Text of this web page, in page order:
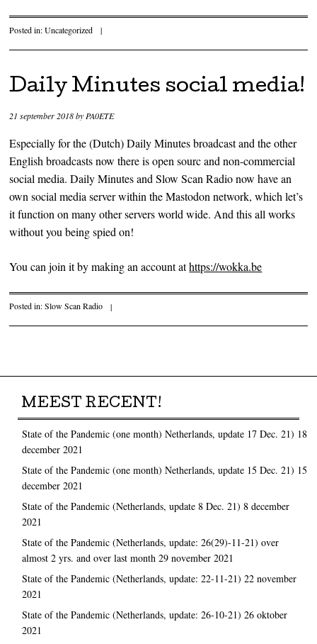
Posted in:Uncategorized |
Daily Minutes social media!
21 september 2018by PA0ETE
Especially for the (Dutch) Daily Minutes broadcast and the other
English broadcasts now there is open sourc and non-commercial
social media. Daily Minutes and Slow Scan Radio now have an
own social media server within the Mastodon network, which let’s
it function on many other servers world wide. And this all works
without you being spied on!
You can join it by making an account athttps://wokka.be
Posted in:Slow Scan Radio |
MEEST RECENT!
State of the Pandemic (one month) Netherlands, update 17 Dec. 21) 18
december 2021
State of the Pandemic (one month) Netherlands, update 15 Dec. 21) 15
december 2021
State of the Pandemic (Netherlands, update 8 Dec. 21) 8 december
2021
State of the Pandemic (Netherlands, update: 26(29)-11-21) over
almost 2 yrs. and over last month 29 november 2021
State of the Pandemic (Netherlands, update: 22-11-21) 22 november
2021
State of the Pandemic (Netherlands, update: 26-10-21) 26 oktober
2021